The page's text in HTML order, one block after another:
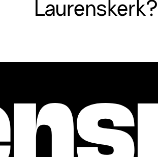
Laurenskerk?